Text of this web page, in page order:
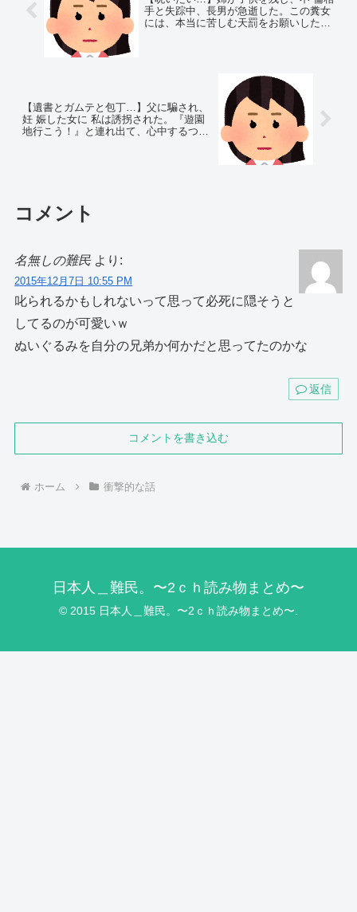
手と失踪中、長男が急逝した。この糞女
には、本当に苦しむ天罰をお願いした
【遺書とガムテと包丁…】父に騙され、
妊 娠した女に 私は誘拐された。『遊園
地行こう！』と連れ出て、心中するつも
コメント
名無しの難民 より:
2015年12月7日 10:55 PM
叱られるかもしれないって思って必死に隠そうと
してるのが可愛いｗ
ぬいぐるみを自分の兄弟か何かだと思ってたのかな
返信
コメントを書き込む
ホーム 衝撃的な話
日本人＿難民。〜2ｃｈ読み物まとめ〜
© 2015 日本人＿難民。〜2ｃｈ読み物まとめ〜.